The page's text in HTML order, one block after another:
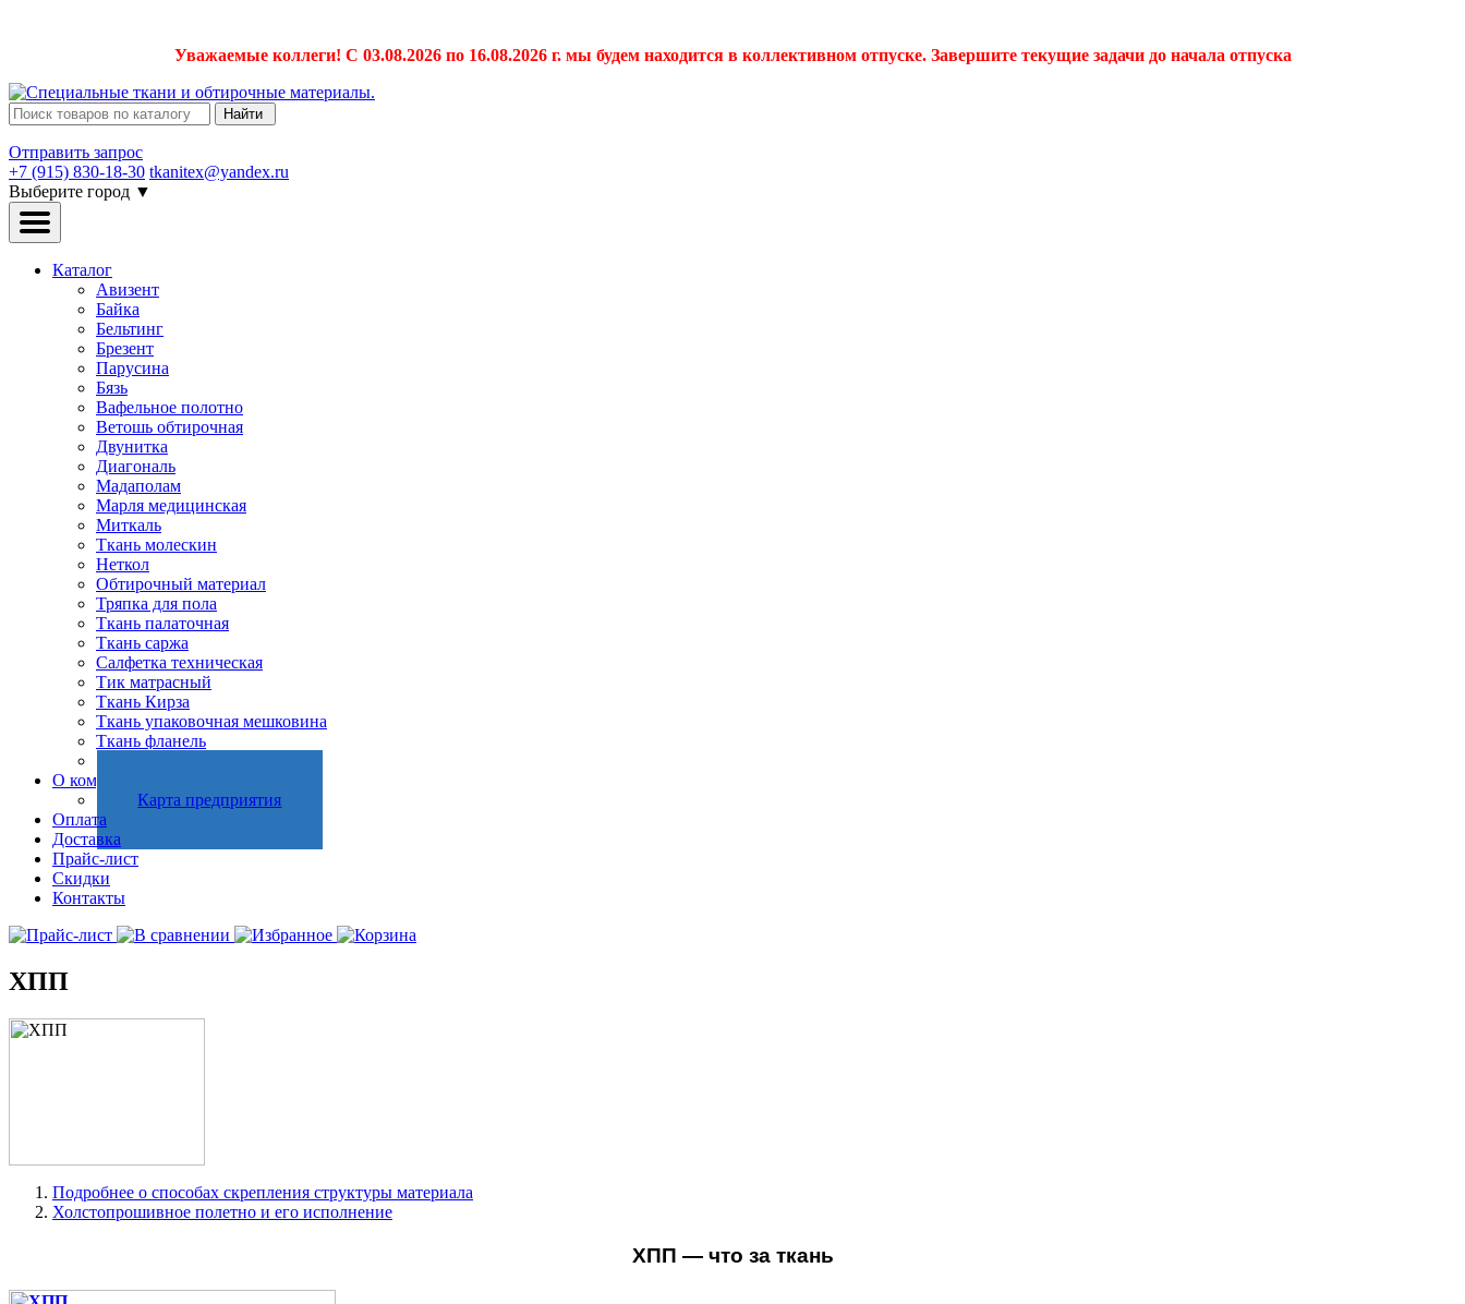
Уважаемые коллеги! С 03.08.2026 по 16.08.2026 г. мы будем находится в коллективном отпуске. Завершите текущие задачи до начала отпуска
Найти
Отправить запрос
+7 (915) 830-18-30 tkanitex@yandex.ru
Выберите город ▼
Каталог
Авизент
Байка
Бельтинг
Брезент
Парусина
Бязь
Вафельное полотно
Ветошь обтирочная
Двунитка
Диагональ
Мадаполам
Марля медицинская
Миткаль
Ткань молескин
Неткол
Обтирочный материал
Тряпка для пола
Ткань палаточная
Ткань саржа
Салфетка техническая
Тик матрасный
Ткань Кирза
Ткань упаковочная мешковина
Ткань фланель
О компании
Карта предприятия
Оплата
Доставка
Прайс-лист
Скидки
Контакты
ХПП
Подробнее о способах скрепления структуры материала
Холстопрошивное полетно и его исполнение
ХПП — что за ткань